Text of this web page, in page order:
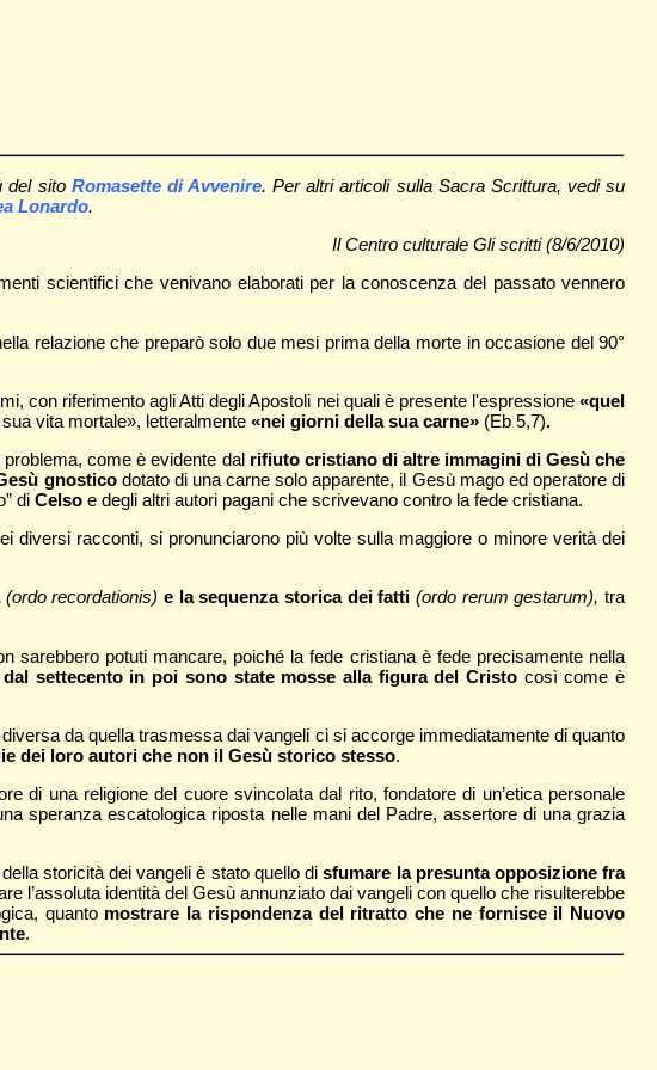
del sito Romasette di Avvenire. Per altri articoli sulla Sacra Scrittura, vedi su
Lonardo.
Il Centro culturale Gli scritti (8/6/2010)
scientifici che venivano elaborati per la conoscenza del passato vennero
relazione che preparò solo due mesi prima della morte in occasione del 90°
con riferimento agli Atti degli Apostoli nei quali è presente l'espressione«quel
vita mortale», letteralmente «nei giorni della sua carne»(Eb 5,7).
come è evidente dal rifiuto cristiano di altre immagini di Gesù che
gnosticodotato di una carne solo apparente, il Gesù mago ed operatore di
di Celsoe degli altri autori pagani che scrivevano contro la fede cristiana.
diversi racconti, si pronunciarono più volte sulla maggiore o minore verità dei
(ordo recordationis) e la sequenza storica dei fatti (ordo rerum gestarum), tra
potuti mancare, poiché la fede cristiana è fede precisamente nella
settecento in poi sono state mosse alla figura del Cristo così come è
da quella trasmessa dai vangeli ci si accorge immediatamente di quanto
dei loro autori che non il Gesù storico stesso.
di una religione del cuore svincolata dal rito, fondatore di un’etica personale
speranza escatologica riposta nelle mani del Padre, assertore di una grazia
storicità dei vangeli è stato quello disfumare la presunta opposizione fra
l’assoluta identità del Gesù annunziato dai vangeli con quello che risulterebbe
quanto mostrare la rispondenza del ritratto che ne fornisce il Nuovo
.